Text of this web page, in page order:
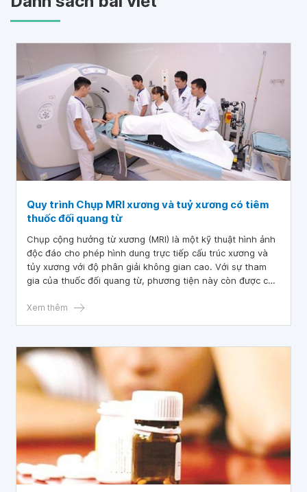
Quy trình Chụp MRI xương và tuỷ xương có tiêm
thuốc đối quang từ
Chụp cộng hưởng từ xương (MRI) là một kỹ thuật hình ảnh
độc đáo cho phép hình dung trực tiếp cấu trúc xương và
tủy xương với độ phân giải không gian cao. Với sự tham
gia của thuốc đối quang từ, phương tiện này còn được coi
cho các khối u xương, tủy xương tại chỗ hay các bệnh tổn
Xem thêm